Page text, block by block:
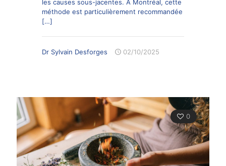
les causes sous-jacentes. À Montréal, cette
méthode est particulièrement recommandée
[…]
Dr Sylvain Desforges 02/10/2025
0